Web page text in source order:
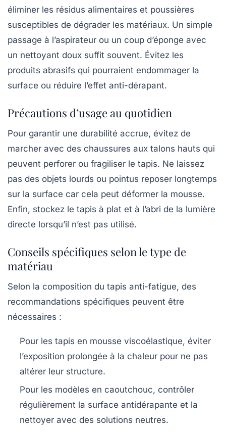
éliminer les résidus alimentaires et poussières
susceptibles de dégrader les matériaux. Un simple
passage à l’aspirateur ou un coup d’éponge avec
un nettoyant doux suffit souvent. Évitez les
produits abrasifs qui pourraient endommager la
surface ou réduire l’effet anti-dérapant.
Précautions d’usage au quotidien
Pour garantir une durabilité accrue, évitez de
marcher avec des chaussures aux talons hauts qui
peuvent perforer ou fragiliser le tapis. Ne laissez
pas des objets lourds ou pointus reposer longtemps
sur la surface car cela peut déformer la mousse.
Enfin, stockez le tapis à plat et à l’abri de la lumière
directe lorsqu’il n’est pas utilisé.
Conseils spécifiques selon le type de
matériau
Selon la composition du tapis anti-fatigue, des
recommandations spécifiques peuvent être
nécessaires :
Pour les tapis en mousse viscoélastique, éviter
l’exposition prolongée à la chaleur pour ne pas
altérer leur structure.
Pour les modèles en caoutchouc, contrôler
régulièrement la surface antidérapante et la
nettoyer avec des solutions neutres.